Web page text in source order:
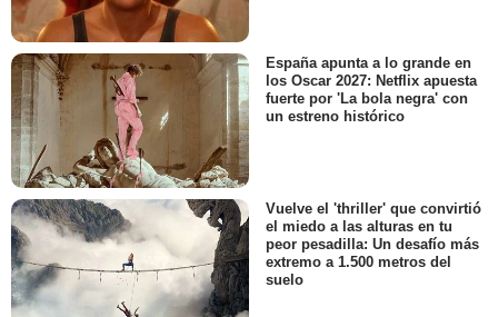
España apunta a lo grande en
los Oscar 2027: Netflix apuesta
fuerte por 'La bola negra' con
un estreno histórico
Vuelve el 'thriller' que convirtió
el miedo a las alturas en tu
peor pesadilla: Un desafío más
extremo a 1.500 metros del
suelo